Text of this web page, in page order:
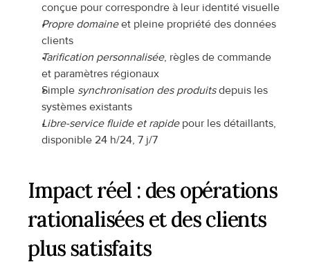
conçue pour correspondre à leur identité visuelle
Propre domaine et pleine propriété des données
clients
Tarification personnalisée, règles de commande
et paramètres régionaux
Simple synchronisation des produits depuis les
systèmes existants
Libre-service fluide et rapide pour les détaillants,
disponible 24 h/24, 7 j/7
Impact réel : des opérations
rationalisées et des clients
plus satisfaits